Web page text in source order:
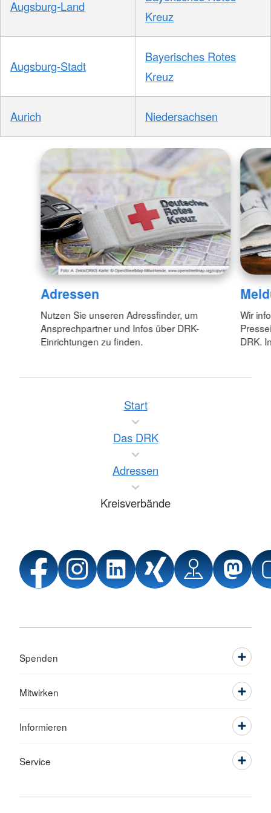
Augsburg-Land
Kreuz
Augsburg-Stadt
Bayerisches Rotes
Kreuz
Aurich Niedersachsen
Adressen
Nutzen Sie unseren Adressfinder, um
Ansprechpartner und Infos über DRK-
Einrichtungen zu finden.
Wir
DRK.
Start
Das DRK
Adressen
Kreisverbände
Spenden
Mitwirken
Informieren
Service